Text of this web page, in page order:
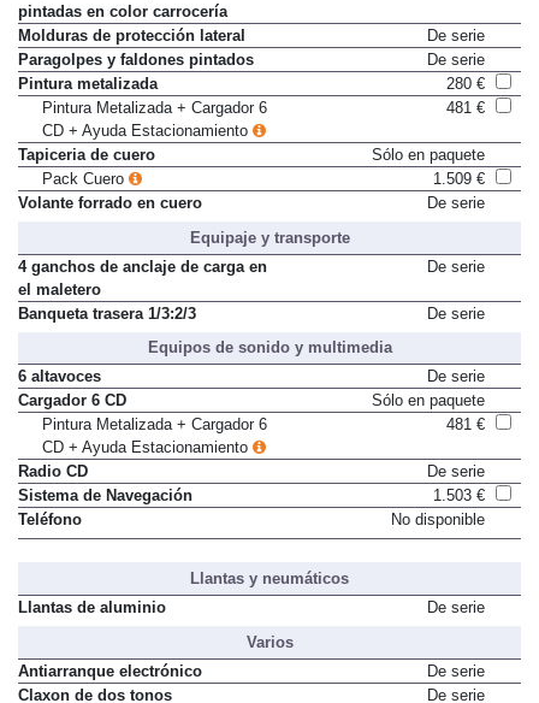
pintadas en color carrocería
Molduras de protección lateral
De serie
Paragolpes y faldones pintados
De serie
Pintura metalizada
280 €
Pintura Metalizada + Cargador 6
CD + Ayuda Estacionamiento
481 €
Tapiceria de cuero
Sólo en paquete
Pack Cuero
1.509 €
Volante forrado en cuero
De serie
Equipaje y transporte
4 ganchos de anclaje de carga en
el maletero
De serie
Banqueta trasera 1/3:2/3
De serie
Equipos de sonido y multimedia
6 altavoces
De serie
Cargador 6 CD
Sólo en paquete
Pintura Metalizada + Cargador 6
CD + Ayuda Estacionamiento
481 €
Radio CD
De serie
Sistema de Navegación
1.503 €
Teléfono
No disponible
Llantas y neumáticos
Llantas de aluminio
De serie
Varios
Antiarranque electrónico
De serie
Claxon de dos tonos
De serie